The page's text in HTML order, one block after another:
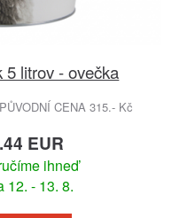
5 litrov - ovečka
CENA 315.- Kč
EUR
ihneď
12. - 13. 8.